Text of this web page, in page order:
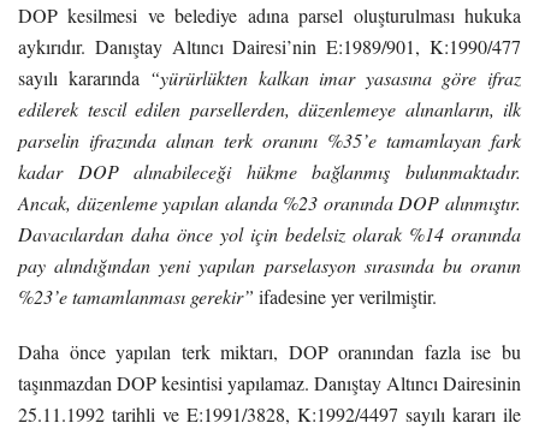
DOP kesilmesi ve belediye adına parsel oluşturulması hukuka
aykırıdır. Danıştay Altıncı Dairesi’nin E:1989/901, K:1990/477
sayılı kararında “yürürlükten kalkan imar yasasına göre ifraz
edilerek tescil edilen parsellerden, düzenlemeye alınanların, ilk
parselin ifrazında alınan terk oranını %35’e tamamlayan fark
kadar DOP alınabileceği hükme bağlanmış bulunmaktadır.
Ancak, düzenleme yapılan alanda %23 oranında DOP alınmıştır.
Davacılardan daha önce yol için bedelsiz olarak %14 oranında
pay alındığından yeni yapılan parselasyon sırasında bu oranın
%23’e tamamlanması gerekir” ifadesine yer verilmiştir.
Daha önce yapılan terk miktarı, DOP oranından fazla ise bu
taşınmazdan DOP kesintisi yapılamaz. Danıştay Altıncı Dairesinin
25.11.1992 tarihli ve E:1991/3828, K:1992/4497 sayılı kararı ile